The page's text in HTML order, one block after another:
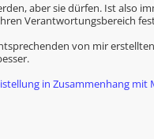
aber sie dürfen. Ist also
Verantwortungsbereich
von mir
in Zusammenhang mit